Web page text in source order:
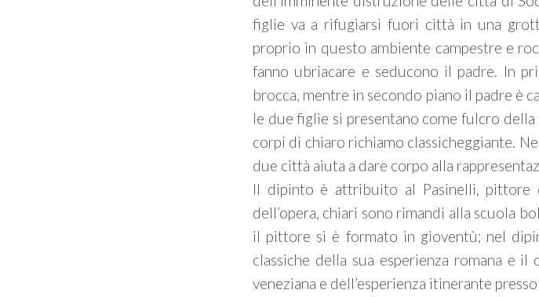
figlie va a rifugiarsi fuori città in una
proprio in questo ambiente campestre e
fanno ubriacare e seducono il padre. In
brocca, mentre in secondo piano il padre è
le due figlie si presentano come fulcro
corpi di chiaro richiamo classicheggiante.
due città aiuta a dare corpo alla
Il dipinto è attribuito al Pasinelli, pittore
dell’opera, chiari sono rimandi alla scuola
il pittore si è formato in gioventù; nel
classiche della sua esperienza romana e
veneziana e dell’esperienza itinerante